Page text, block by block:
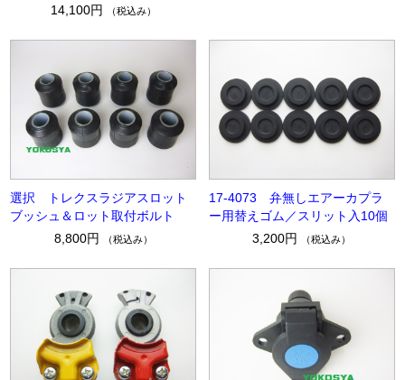
14,100円
（税込み）
選択 トレクスラジアスロット
ブッシュ＆ロット取付ボルト
8,800円
（税込み）
17-4073 弁無しエアーカプラ
ー用替えゴム／スリット入10個
3,200円
（税込み）